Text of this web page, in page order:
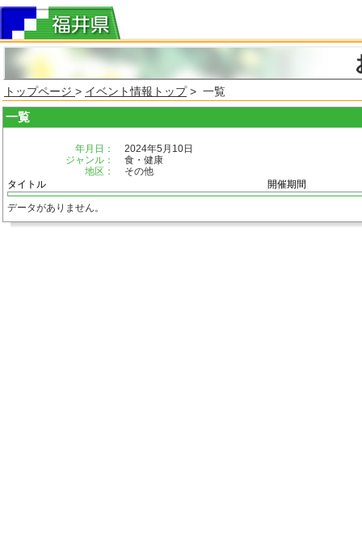
トップページ > イベント情報トップ> 一覧
一覧
年月日：
2024年5月10日
ジャンル：
食・健康
地区：
その他
タイトル
開催期間
データがありません。